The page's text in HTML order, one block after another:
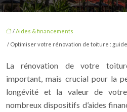
/Aides & financements
/ Optimiser votre rénovation de toiture :
La rénovation de votre
important, mais crucial pour la
longévité et la valeur de votre
nombreux dispositifs d’aides